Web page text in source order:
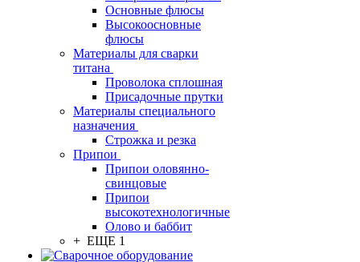
Основные флюсы
Высокоосновные
флюсы
Материалы для сварки
титана
Проволока сплошная
Присадочные прутки
Материалы специального
назначения
Строжка и резка
Припои
Припои оловянно-
свинцовые
Припои
высокотехнологичные
Олово и баббит
+ ЕЩЕ 1